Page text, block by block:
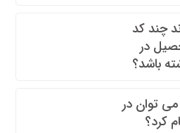
چند کد
در
باشد؟
می توان در
کرد؟